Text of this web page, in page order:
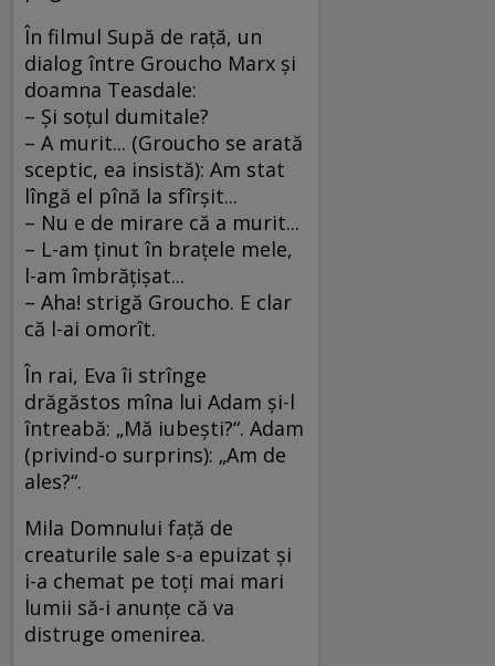
În filmul Supă de raţă, un
dialog între Groucho Marx şi
doamna Teasdale:
– Şi soţul dumitale?
– A murit... (Groucho se arată
sceptic, ea insistă): Am stat
lîngă el pînă la sfîrşit...
– Nu e de mirare că a murit...
– L-am ţinut în braţele mele,
l-am îmbrăţişat...
– Aha! strigă Groucho. E clar
că l-ai omorît.
În rai, Eva îi strînge
drăgăstos mîna lui Adam şi-l
întreabă: „Mă iubeşti?“. Adam
(privind-o surprins): „Am de
ales?“.
Mila Domnului faţă de
creaturile sale s-a epuizat şi
i-a chemat pe toţi mai mari
lumii să-i anunţe că va
distruge omenirea.